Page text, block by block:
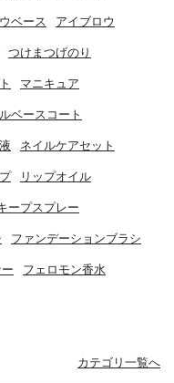
ベース アイブロウ
つけまつげのり
マニキュア
ベースコート
ネイルケアセット
リップオイル
ープスプレー
ファンデーションブラシ
フェロモン香水
カテゴリ一覧へ